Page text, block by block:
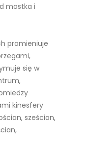
mostka i
promieniuje
się w
kinesfery
sześcian,